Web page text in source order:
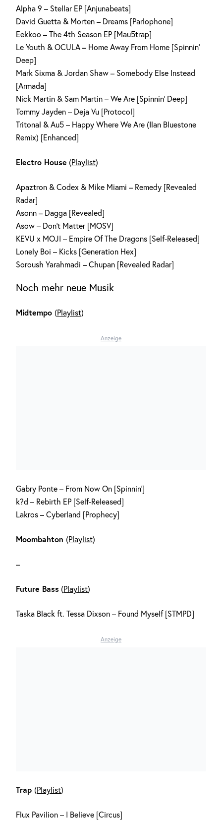
Alpha 9 – Stellar EP [Anjunabeats]
David Guetta & Morten – Dreams [Parlophone]
Eekkoo – The 4th Season EP [Mau5trap]
Le Youth & OCULA – Home Away From Home [Spinnin‘
Deep]
Mark Sixma & Jordan Shaw – Somebody Else Instead
[Armada]
Nick Martin & Sam Martin – We Are [Spinnin‘ Deep]
Tommy Jayden – Deja Vu [Protocol]
Tritonal & Au5 – Happy Where We Are (Ilan Bluestone
Remix) [Enhanced]
Electro House (Playlist)
Apaztron & Codex & Mike Miami – Remedy [Revealed
Radar]
Asonn – Dagga [Revealed]
Asow – Don’t Matter [MOSV]
KEVU x MOJI – Empire Of The Dragons [Self-Released]
Lonely Boi – Kicks [Generation Hex]
Soroush Yarahmadi – Chupan [Revealed Radar]
Noch mehr neue Musik
Midtempo (Playlist)
Anzeige
Gabry Ponte – From Now On [Spinnin‘]
k?d – Rebirth EP [Self-Released]
Lakros – Cyberland [Prophecy]
Moombahton (Playlist)
–
Future Bass (Playlist)
Taska Black ft. Tessa Dixson – Found Myself [STMPD]
Anzeige
Trap (Playlist)
Flux Pavilion – I Believe [Circus]